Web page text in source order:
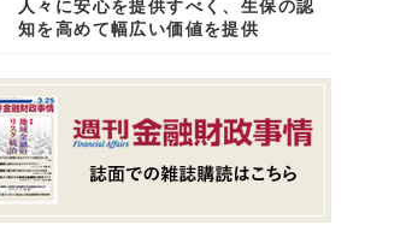
人々に安心を提供すべく、生保の認
知を高めて幅広い価値を提供